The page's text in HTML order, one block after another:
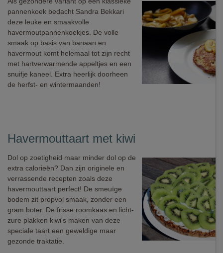
pannenkoek bedacht Sandra Bekkari
deze leuke en smaakvolle
havermoutpannenkoekjes. De volle
smaak op basis van banaan en
havermout komt helemaal tot zijn recht
met hartverwarmende appeltjes en een
snuifje kaneel. Extra heerlijk doorheen
de herfst- en wintermaanden!
Havermouttaart met kiwi
Dol op zoetigheid maar minder dol op de
extra calorieën? Dan zijn originele en
verrassende recepten zoals deze
havermouttaart perfect! De smeuïge
bodem zit propvol smaak, zonder een
gram boter. De frisse roomkaas en licht-
zure plakken kiwi's maken van deze
speciale taart een geweldige maar
gezonde traktatie.